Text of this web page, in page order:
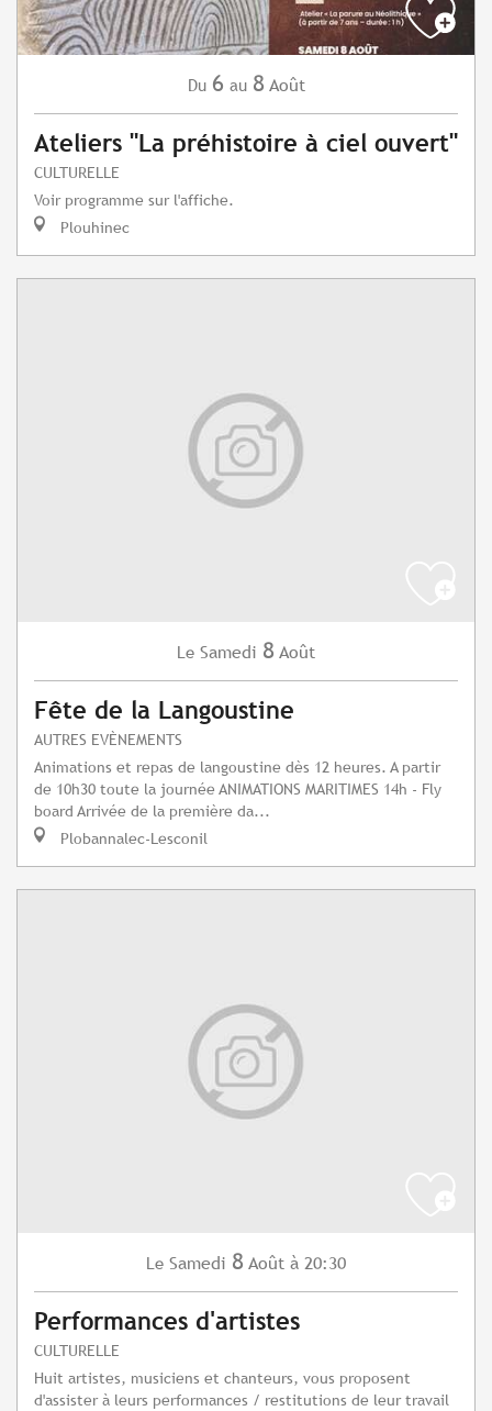
Du 6 au 8 Août
Ateliers "La préhistoire à ciel ouvert"
CULTURELLE
Voir programme sur l'affiche.
Plouhinec
Le Samedi 8 Août
Fête de la Langoustine
AUTRES EVÈNEMENTS
Animations et repas de langoustine dès 12 heures. A partir
de 10h30 toute la journée ANIMATIONS MARITIMES 14h - Fly
board Arrivée de la première da...
Plobannalec-Lesconil
Le Samedi 8 Août à 20:30
Performances d'artistes
CULTURELLE
Huit artistes, musiciens et chanteurs, vous proposent
d'assister à leurs performances / restitutions de leur travail